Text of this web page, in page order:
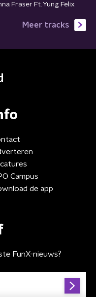
Fraser Ft. Yung Felix
Meer tracks
Campus
de app
FunX-nieuws?